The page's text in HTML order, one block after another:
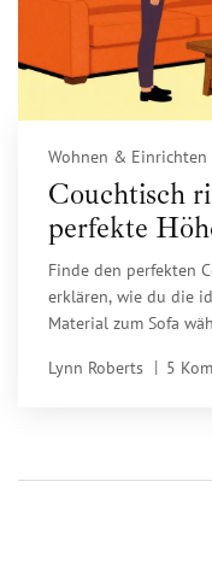
Wohnen & Einrichten
Couchtisch
perfekte
passende
Finde den perfekten
erklären, wie du die
Material zum Sofa
Lynn Roberts
5